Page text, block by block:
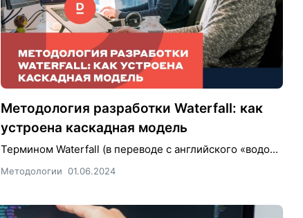
Методология разработки Waterfall: как
устроена каскадная модель
Термином Waterfall (в переводе с английского «водо...
Методологии 01.06.2024